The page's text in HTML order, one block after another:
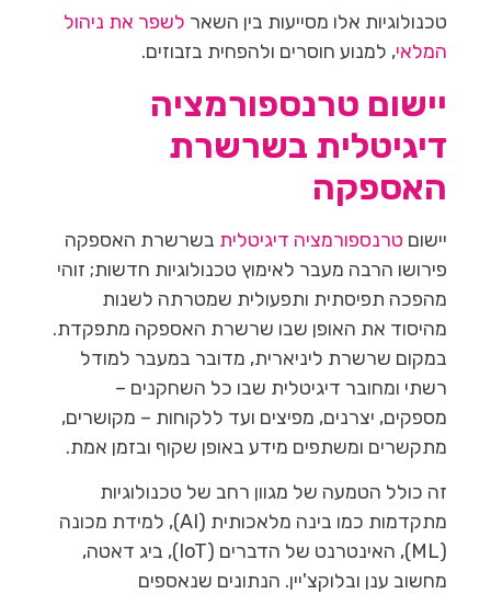
טכנולוגיות אלו מסייעות בין השאר לשפר את ניהול
המלאי, למנוע חוסרים ולהפחית בזבוזים.
יישום טרנספורמציה
דיגיטלית בשרשרת
האספקה
יישום טרנספורמציה דיגיטלית בשרשרת האספקה
פירושו הרבה מעבר לאימוץ טכנולוגיות חדשות; זוהי
מהפכה תפיסתית ותפעולית שמטרתה לשנות
מהיסוד את האופן שבו שרשרת האספקה מתפקדת.
במקום שרשרת ליניארית, מדובר במעבר למודל
רשתי ומחובר דיגיטלית שבו כל השחקנים –
מספקים, יצרנים, מפיצים ועד ללקוחות – מקושרים,
מתקשרים ומשתפים מידע באופן שקוף ובזמן אמת.
זה כולל הטמעה של מגוון רחב של טכנולוגיות
מתקדמות כמו בינה מלאכותית (AI), למידת מכונה
(ML), האינטרנט של הדברים (IoT), ביג דאטה,
מחשוב ענן ובלוקצ'יין. הנתונים שנאספים